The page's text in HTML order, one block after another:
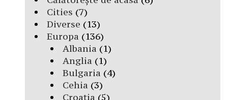
Cities (7)
Diverse (13)
Europa (136)
Albania (1)
Anglia (1)
Bulgaria (4)
Cehia (3)
Croația (5)